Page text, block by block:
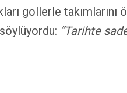
gollerle takımlarını
“Tarihte